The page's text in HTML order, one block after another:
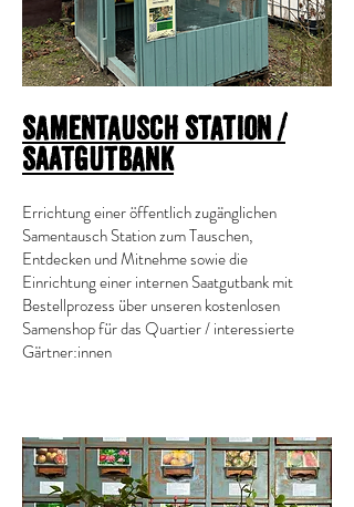
Samentausch Station /
Saatgutbank
​Errichtungeiner öffentlich zugänglichen
Samentausch Station zum Tauschen,
Entdecken und Mitnehme sowie die
Einrichtung einer internen Saatgutbank mit
Bestellprozess über unseren kostenlosen
Samenshop für das Quartier / interessierte
Gärtner:innen